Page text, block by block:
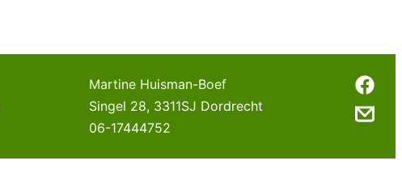
Martine Huisman-Boef
Singel 28, 3311SJ Dordrecht
06-17444752